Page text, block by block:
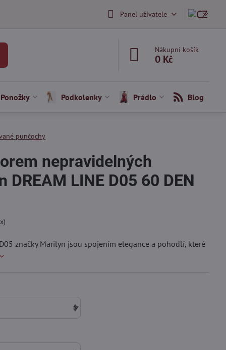
Panel uživatele
Nákupní košík
0 Kč
Ponožky Podkolenky Prádlo Blog
punčochy
nepravidelných
LINE D05 60 DEN
x)
značky Marilyn jsou spojením elegance a pohodlí, které